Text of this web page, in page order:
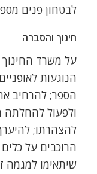
לבטחון פנים
חינוך והסברה
על משרד החינוך
הנוגעות
הספר; להרחיב
ולפעול
להצהרתו;
הרוכבים על
שיתאימו למגמה